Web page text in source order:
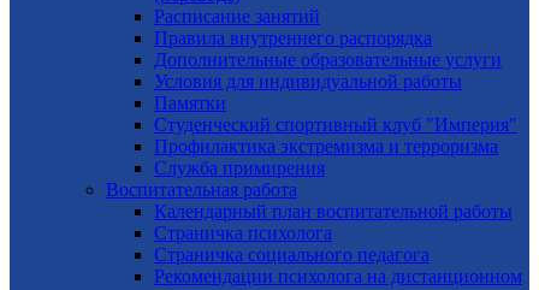
Расписание занятий
Правила внутреннего распорядка
Дополнительные образовательные услуги
Условия для индивидуальной работы
Памятки
Студенческий спортивный клуб "Империя"
Профилактика экстремизма и терроризма
Служба примирения
Воспитательная работа
Календарный план воспитательной работы
Страничка психолога
Страничка социального педагога
Рекомендации психолога на дистанционном